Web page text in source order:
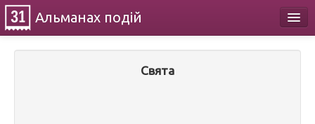
Альманах подій
Свята